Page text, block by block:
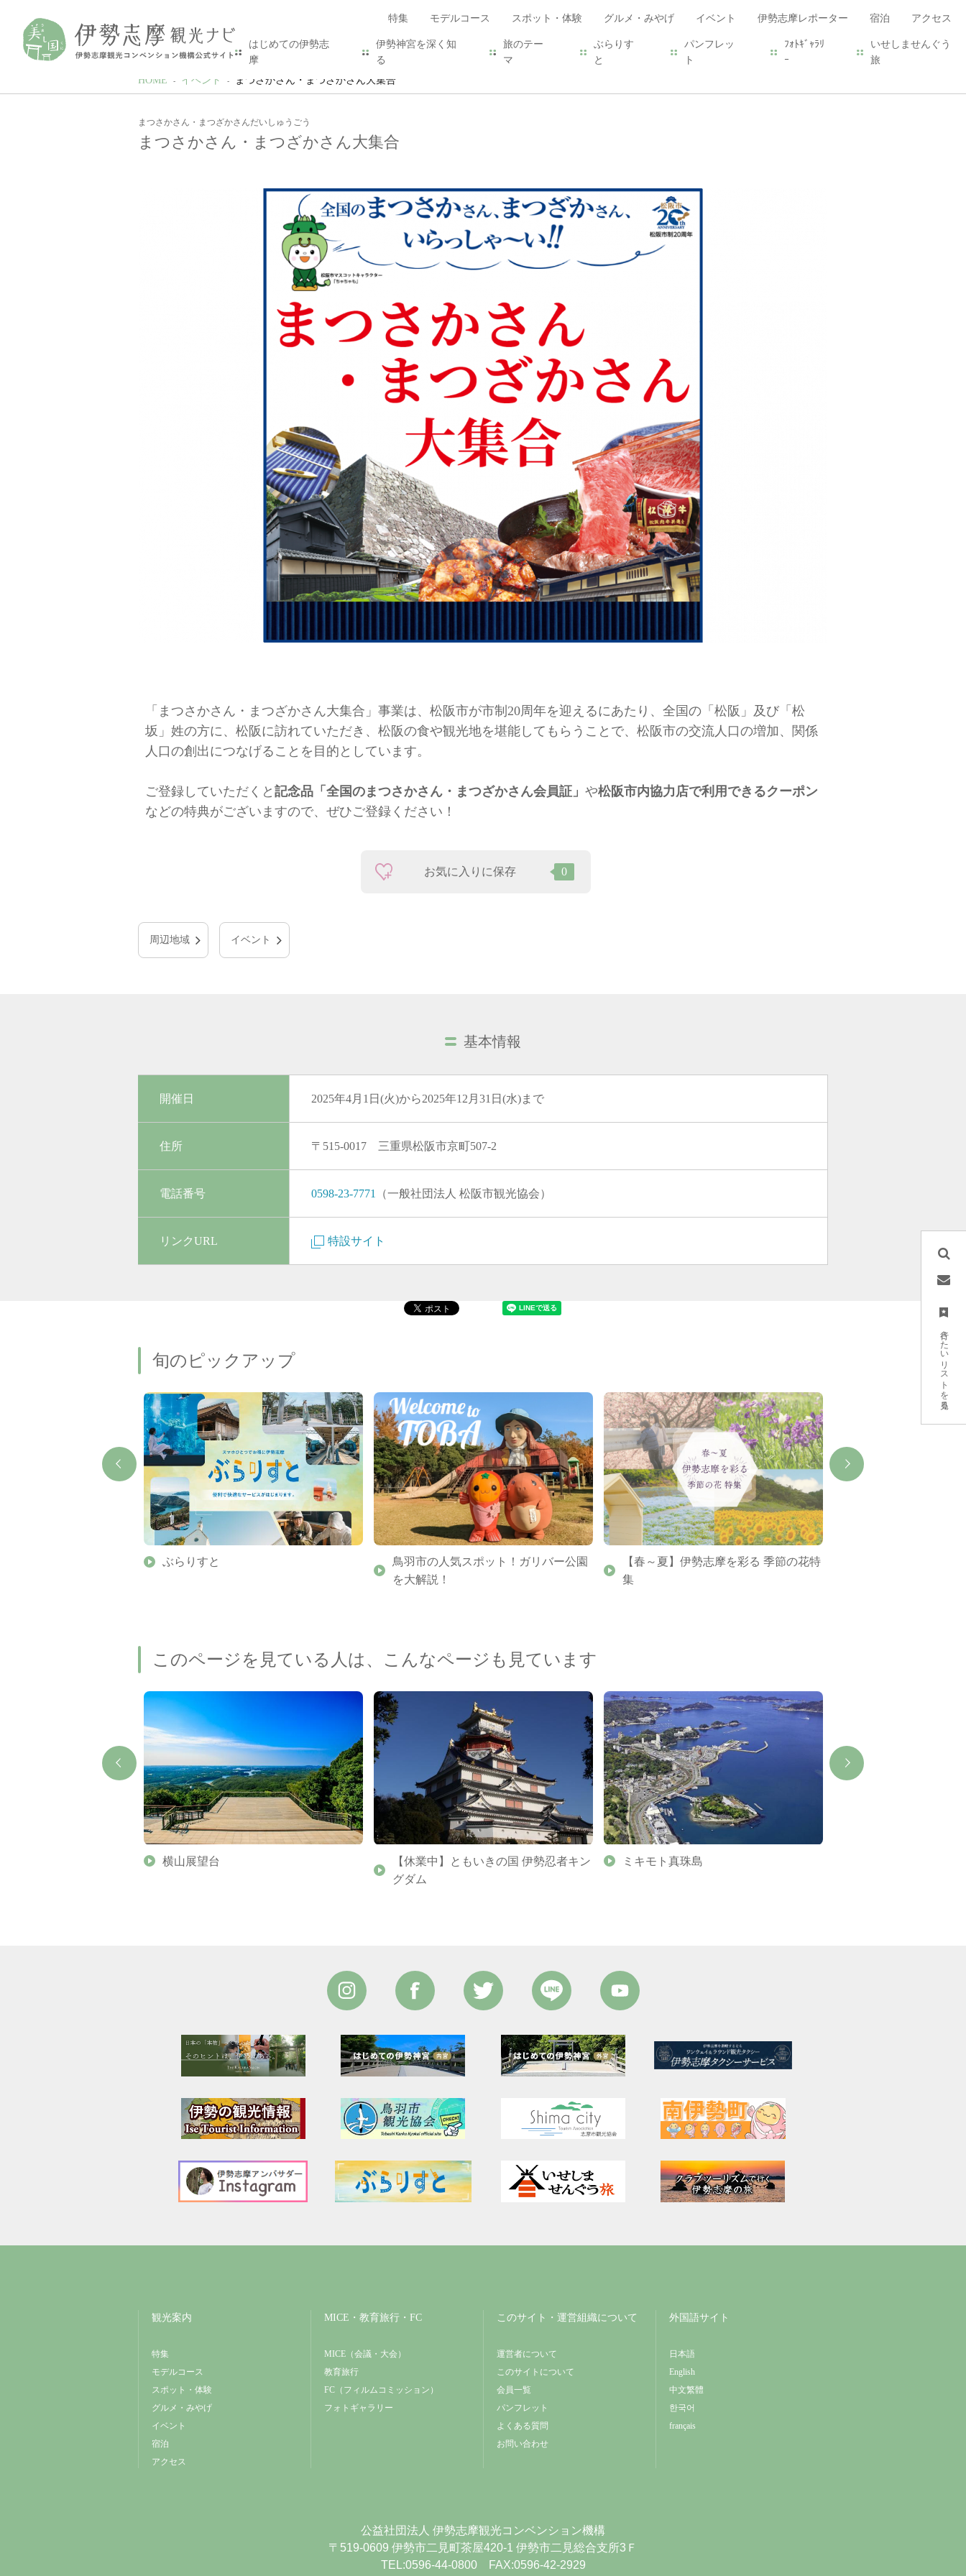
特集 モデルコース スポット・体験 グルメ・みやげ イベント 伊勢志摩レポーター 宿泊 アクセス
はじめての伊勢志
摩
伊勢神宮を深く知
る
旅のテー
マ
ぶらりす
と
パンフレッ
ト
ﾌｫﾄｷﾞｬﾗﾘ
ｰ
いせしませんぐう
旅
行きたいリストを見る
HOME イベント まつさかさん・まつざかさん大集合
まつさかさん・まつざかさんだいしゅうごう
まつさかさん・まつざかさん大集合
「まつさかさん・まつざかさん大集合」事業は、松阪市が市制20周年を迎えるにあたり、全国の「松阪」及び「松
坂」姓の方に、松阪に訪れていただき、松阪の食や観光地を堪能してもらうことで、松阪市の交流人口の増加、関係
人口の創出につなげることを目的としています。
ご登録していただくと 記念品「全国のまつさかさん・まつざかさん会員証」 や松阪市内協力店で利用できるクーポン
などの特典がございますので、ぜひご登録ください！
お気に入りに保存 0
周辺地域 イベント
基本情報
開催日 2025年4月1日(火)から2025年12月31日(水)まで
住所 〒515-0017 三重県松阪市京町507-2
電話番号 0598-23-7771 （一般社団法人 松阪市観光協会）
リンクURL 特設サイト
旬のピックアップ
ぶらりすと
鳥羽市の人気スポット！ガリバー公園
を大解説！
【春～夏】伊勢志摩を彩る 季節の花特
集
このページを見ている人は、こんなページも見ています
横山展望台
【休業中】ともいきの国 伊勢忍者キン
グダム
ミキモト真珠島
観光案内
特集
モデルコース
スポット・体験
グルメ・みやげ
イベント
宿泊
アクセス
MICE・教育旅行・FC
MICE（会議・大会）
教育旅行
FC（フィルムコミッション）
フォトギャラリー
このサイト・運営組織について
運営者について
このサイトについて
会員一覧
パンフレット
よくある質問
お問い合わせ
外国語サイト
日本語
English
中文繁體
한국어
français
公益社団法人 伊勢志摩観光コンベンション機構
〒519-0609 伊勢市二見町茶屋420-1 伊勢市二見総合支所3Ｆ
TEL:0596-44-0800 FAX:0596-42-2929